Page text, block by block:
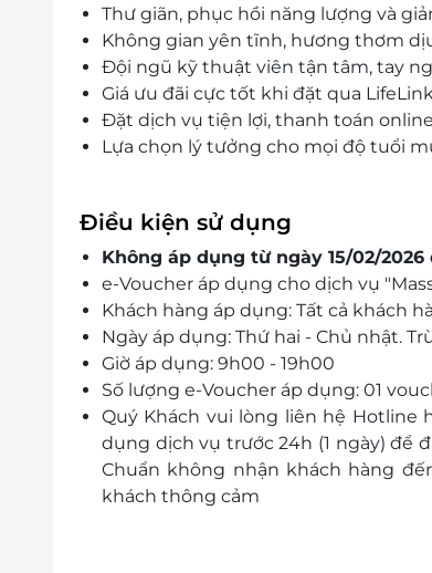
Thư giãn, phục hồi năng lượng và
Không gian yên tĩnh, hương thơm
Đội ngũ kỹ thuật viên tận tâm, tay
Giá ưu đãi cực tốt khi đặt qua
Đặt dịch vụ tiện lợi, thanh toán
Lựa chọn lý tưởng cho mọi độ tuổi
Điều kiện sử dụng
Không áp dụng từ ngày 15/02/
e-Voucher áp dụng cho dịch vụ
Khách hàng áp dụng: Tất cả khách
Ngày áp dụng: Thứ hai - Chủ nhật.
Giờ áp dụng: 9h00 - 19h00
Số lượng e-Voucher áp dụng: 01
Quý Khách vui lòng liên hệ Hotline
dụng dịch vụ trước 24h (1 ngày) để
Chuẩn không nhận khách hàng
khách thông cảm